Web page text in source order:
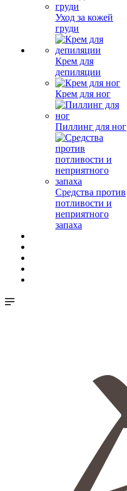
Уход за кожей
груди
Крем для
депиляции
Крем для ног
Пиллинг для ног
Средства против
потливости и
неприятного
запаха